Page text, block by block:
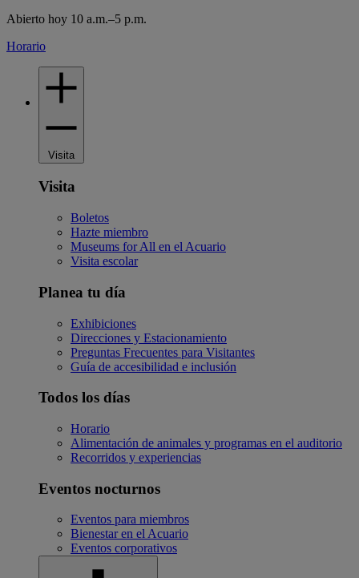
Abierto hoy 10 a.m.–5 p.m.
Horario
Visita
Visita
Boletos
Hazte miembro
Museums for All en el Acuario
Visita escolar
Planea tu día
Exhibiciones
Direcciones y Estacionamiento
Preguntas Frecuentes para Visitantes
Guía de accesibilidad e inclusión
Todos los días
Horario
Alimentación de animales y programas en el auditorio
Recorridos y experiencias
Eventos nocturnos
Eventos para miembros
Bienestar en el Acuario
Eventos corporativos